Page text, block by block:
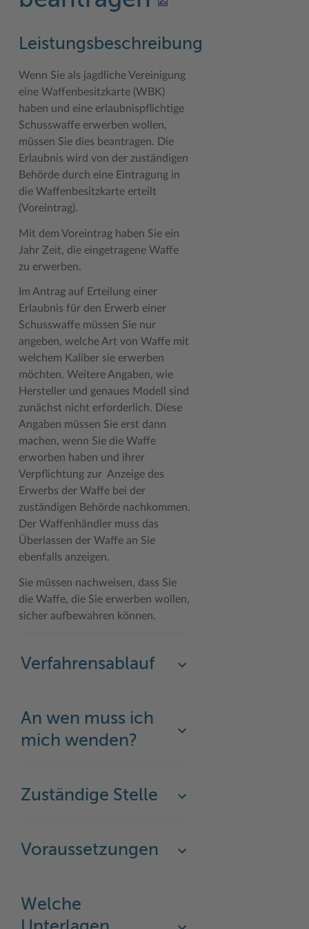
Geodatenportale (Kreiskarte)
Kfz-Zulassung
Lebenslagen
Leistungen
Lexikon
Publikationen
Zuständigkeitsfinder SH ↗
Hitzeschutz
Kreistag Sitzungskalender
Lokales Wetter
Newsletter
Pressemeldungen
Stormarninfo
Ukrainehilfe
#MeinStormarn
Karrieretag
Kreistag und Ausschüsse
Kreisverwaltung
Landrat
Sonderbereiche
Stabsbereiche
Wappen und Geschichte
Was ist ein Kreis?
Praktika und FSJ
Wen wir suchen
Klimaschutz beim Kreis Stormarn
Projekt e-Gewerbe
Wirtschafts- und Aufbaugesellschaft Stormarn
Zahlen, Daten, Fakten
Kulturelle Einrichtungen
Museen
Radwandern
Storchenhorste
Lieblingsplätze in der Metropolregion
Termine und Veranstaltungen
Vereine und Gruppen
Leistungsbeschreibung
Wenn Sie als jagdliche Vereinigung
eine Waffenbesitzkarte (WBK)
haben und eine erlaubnispflichtige
Schusswaffe erwerben wollen,
müssen Sie dies beantragen. Die
Erlaubnis wird von der zuständigen
Behörde durch eine Eintragung in
die Waffenbesitzkarte erteilt
(Voreintrag).
Mit dem Voreintrag haben Sie ein
Jahr Zeit, die eingetragene Waffe
zu erwerben.
Im Antrag auf Erteilung einer
Erlaubnis für den Erwerb einer
Schusswaffe müssen Sie nur
angeben, welche Art von Waffe mit
welchem Kaliber sie erwerben
möchten. Weitere Angaben, wie
Hersteller und genaues Modell sind
zunächst nicht erforderlich. Diese
Angaben müssen Sie erst dann
machen, wenn Sie die Waffe
erworben haben und ihrer
Verpflichtung zur Anzeige des
Erwerbs der Waffe bei der
zuständigen Behörde nachkommen.
Der Waffenhändler muss das
Überlassen der Waffe an Sie
ebenfalls anzeigen.
Sie müssen nachweisen, dass Sie
die Waffe, die Sie erwerben wollen,
sicher aufbewahren können.
Verfahrensablauf
An wen muss ich
mich wenden?
Zuständige Stelle
Voraussetzungen
Welche